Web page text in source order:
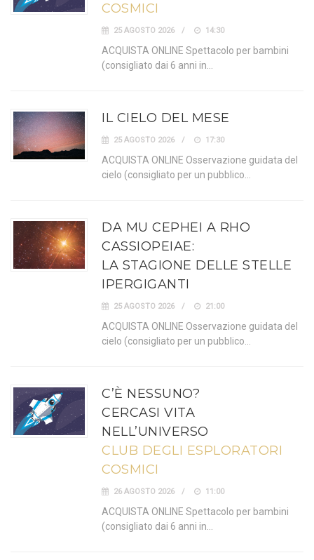
COSMICI
25 AGOSTO 2026 14:30
ACQUISTA ONLINE Spettacolo per bambini
(consigliato dai 6 anni in…
IL CIELO DEL MESE
25 AGOSTO 2026 17:30
ACQUISTA ONLINE Osservazione guidata del
cielo (consigliato per un pubblico…
DA MU CEPHEI A RHO
CASSIOPEIAE:
LA STAGIONE DELLE STELLE
IPERGIGANTI
25 AGOSTO 2026 21:00
ACQUISTA ONLINE Osservazione guidata del
cielo (consigliato per un pubblico…
C’È NESSUNO?
CERCASI VITA
NELL’UNIVERSO
CLUB DEGLI ESPLORATORI
COSMICI
26 AGOSTO 2026 11:00
ACQUISTA ONLINE Spettacolo per bambini
(consigliato dai 6 anni in…